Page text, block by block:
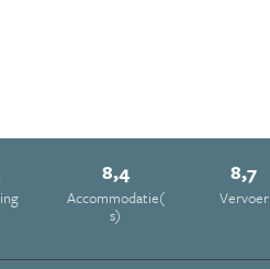
8,4
Accommodatie(
s)
8,7
Vervoer